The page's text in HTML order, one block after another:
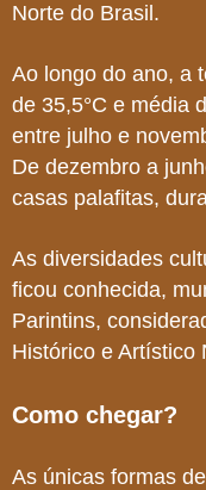
Norte do Brasil.
Ao longo do ano, a
de 35,5°C e média
entre julho e
De dezembro a
casas palafitas,
As diversidades
ficou conhecida,
Parintins,
Histórico e Artístico
Como chegar?
As únicas formas